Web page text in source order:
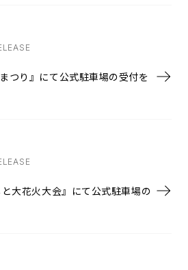
つり』にて公式駐車場の受付を
と大花火大会』にて公式駐車場の